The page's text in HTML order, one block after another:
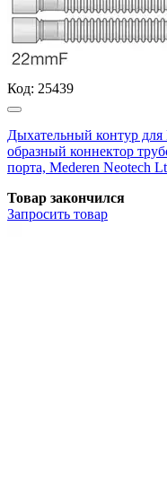
Код: 25439
Дыхательный контур
образный коннектор
порта, Mederen Neotech
Товар закончился
Запросить товар